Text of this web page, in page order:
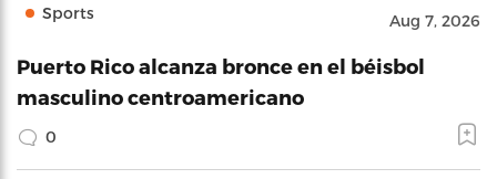
Sports Aug 7, 2026
Puerto Rico alcanza bronce en el béisbol
masculino centroamericano
0